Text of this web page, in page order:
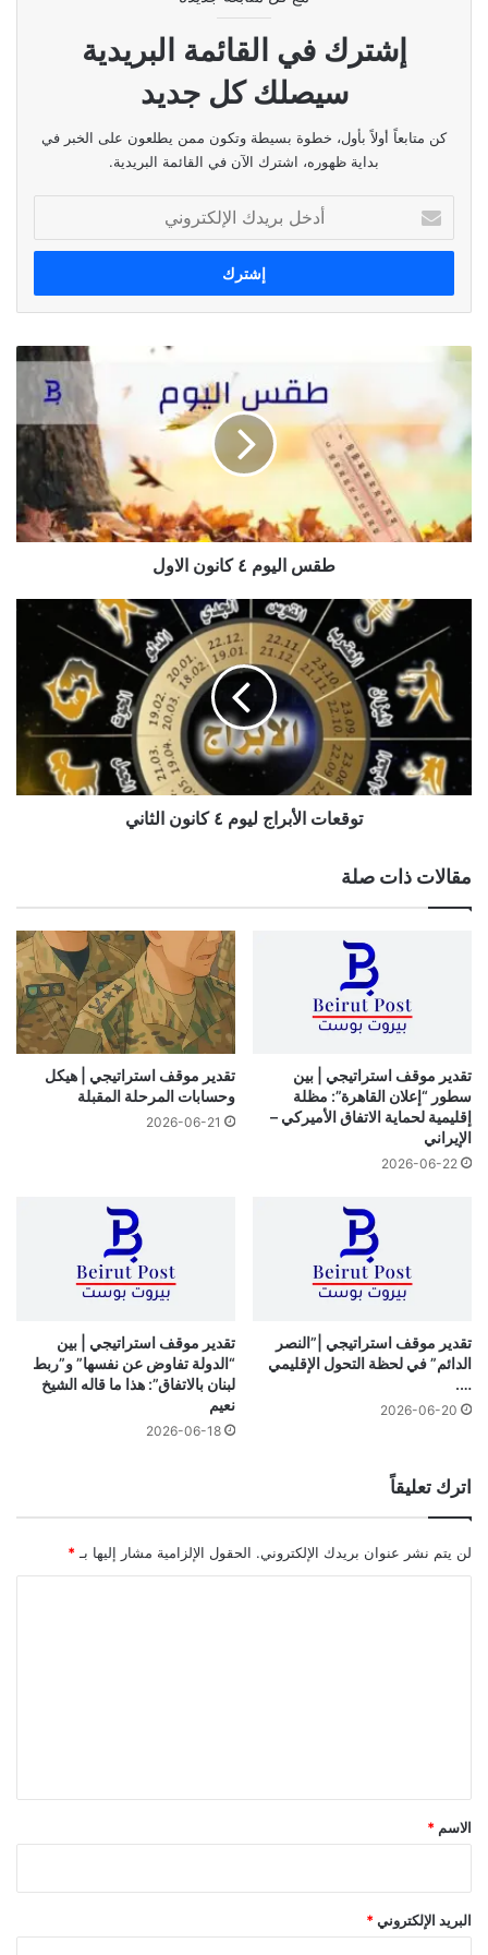
إشترك في القائمة البريدية
سيصلك كل جديد
كن متابعاً أولاً بأول، خطوة بسيطة وتكون ممن يطلعون على الخبر في
بداية ظهوره، اشترك الآن في القائمة البريدية.
بريدك
الإلكتروني
كانون
الاول
طقس اليوم ٤ كانون الاول
الأبراج
كانون
الثاني
توقعات الأبراج ليوم ٤ كانون الثاني
مقالات ذات صلة
تقدير موقف استراتيجي | بين
سطور “إعلان القاهرة”: مظلة
إقليمية لحماية الاتفاق الأميركي –
الإيراني
2026-06-22
تقدير موقف استراتيجي | هيكل
وحسابات المرحلة المقبلة
2026-06-21
تقدير موقف استراتيجي |”النصر
الدائم” في لحظة التحول الإقليمي
….
2026-06-20
تقدير موقف استراتيجي | بين
“الدولة تفاوض عن نفسها” و”ربط
لبنان بالاتفاق”: هذا ما قاله الشيخ
نعيم
2026-06-18
اترك تعليقاً
لن يتم نشر عنوان بريدك الإلكتروني. الحقول الإلزامية مشار إليها بـ *
*
الاسم *
البريد الإلكتروني*